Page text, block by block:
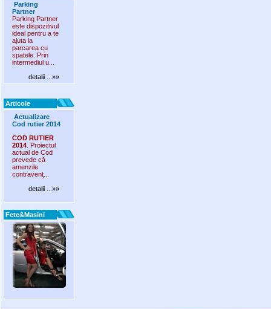
Parking
Partner
Parking Partner
este dispozitivul
ideal pentru a te
ajuta la
parcarea cu
spatele. Prin
intermediul u...
detalii ...»»
Articole
Actualizare
Cod rutier 2014
COD RUTIER
2014 . Proiectul
actual de Cod
prevede că
amenzile
contravenţ...
detalii ...»»
Fete&Masini